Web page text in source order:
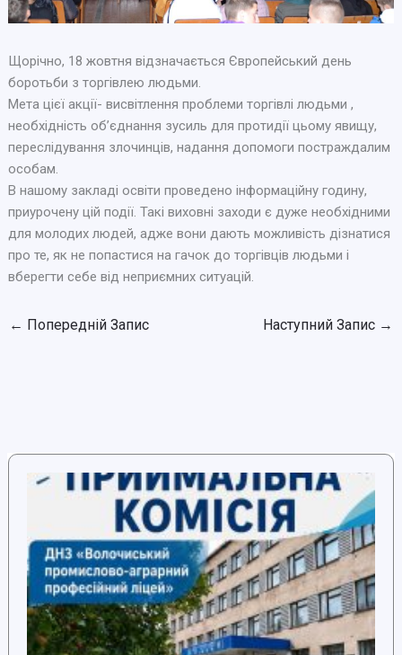
Щорічно, 18 жовтня відзначається Європейський день
боротьби з торгівлею людьми.
Мета цієї акції- висвітлення проблеми торгівлі людьми ,
необхідність обʼєднання зусиль для протидії цьому явищу,
переслідування злочинців, надання допомоги постраждалим
особам.
В нашому закладі освіти проведено інформаційну годину,
приурочену цій події. Такі виховні заходи є дуже необхідними
для молодих людей, адже вони дають можливість дізнатися
про те, як не попастися на гачок до торгівців людьми і
вберегти себе від неприємних ситуацій.
← Попередній Запис Наступний Запис →